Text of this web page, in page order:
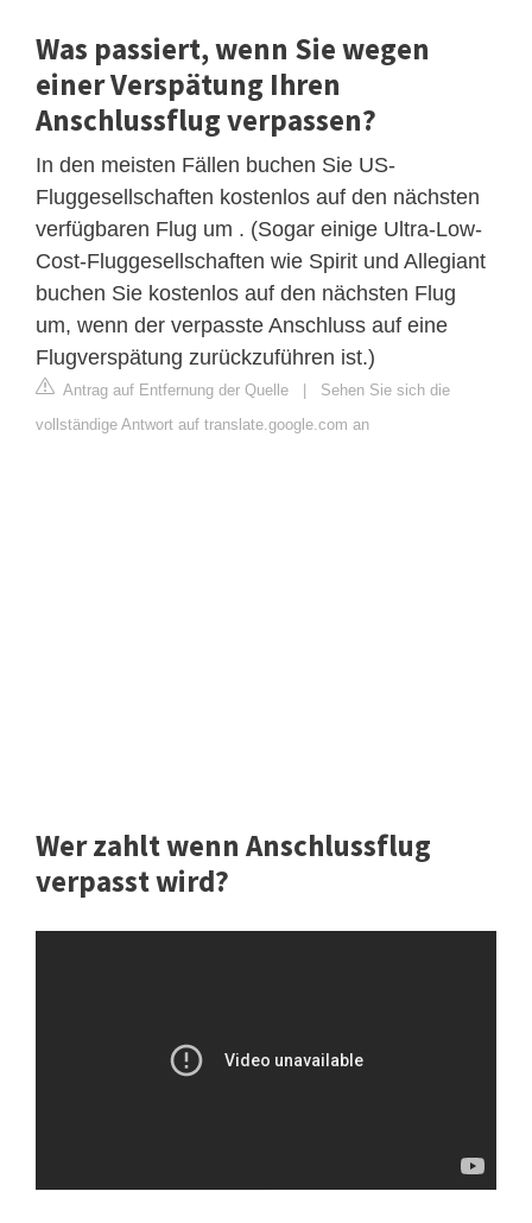
Was passiert, wenn Sie wegen
einer Verspätung Ihren
Anschlussflug verpassen?
In den meisten Fällen buchen Sie US-
Fluggesellschaften kostenlos auf den nächsten
verfügbaren Flug um . (Sogar einige Ultra-Low-
Cost-Fluggesellschaften wie Spirit und Allegiant
buchen Sie kostenlos auf den nächsten Flug
um, wenn der verpasste Anschluss auf eine
Flugverspätung zurückzuführen ist.)
Antrag auf Entfernung der Quelle
Sehen Sie sich die
vollständige Antwort auf translate.google.com an
Wer zahlt wenn Anschlussflug
verpasst wird?